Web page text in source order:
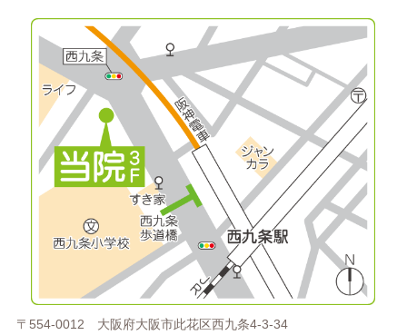
〒554-0012 大阪府大阪市此花区西九条4-3-34